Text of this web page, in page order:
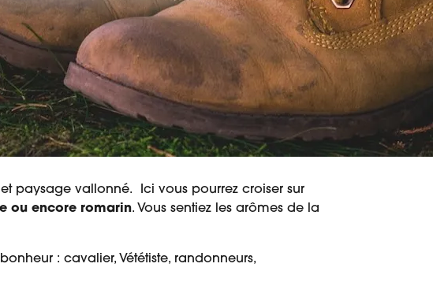
paysage vallonné. Ici vous pourrez croiser sur
ou encore romarin. Vous sentiez les arômes de la
: cavalier, Vététiste, randonneurs,